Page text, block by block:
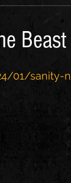
01/sanity-